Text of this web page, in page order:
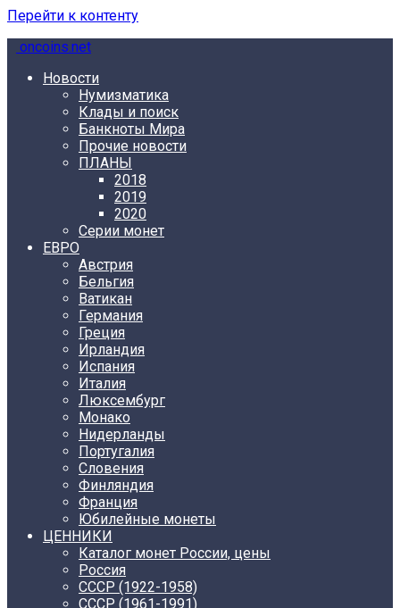
Перейти к контенту
oncoins.net
Новости
Нумизматика
Клады и поиск
Банкноты Мира
Прочие новости
ПЛАНЫ
2018
2019
2020
Серии монет
ЕВРО
Австрия
Бельгия
Ватикан
Германия
Греция
Ирландия
Испания
Италия
Люксембург
Монако
Нидерланды
Португалия
Словения
Финляндия
Франция
Юбилейные монеты
ЦЕННИКИ
Каталог монет России, цены
Россия
СССР (1922-1958)
CCCР (1961-1991)